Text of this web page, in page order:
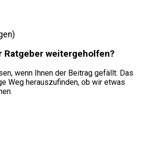
Ratgeber weitergeholfen?
wenn Ihnen der Beitrag gefällt. Das
Weg herauszufinden, ob wir etwas